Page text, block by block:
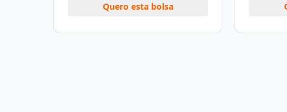
Quero esta bolsa